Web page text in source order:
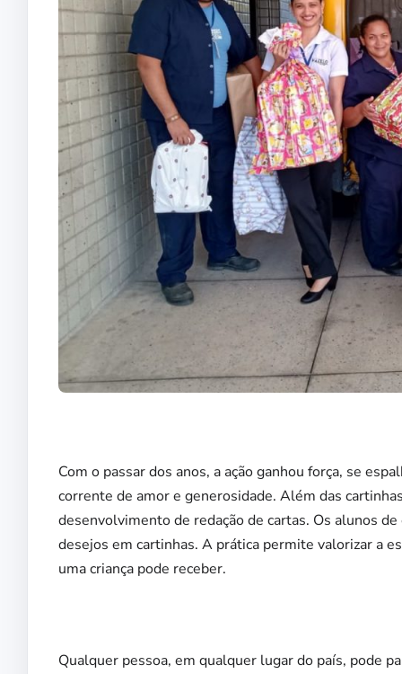
Com o passar dos anos, a ação ganhou força, se
corrente de amor e generosidade. Além das
desenvolvimento de redação de cartas. Os alunos
desejos em cartinhas. A prática permite valorizar a
uma criança pode receber.
Qualquer pessoa, em qualquer lugar do país, pode